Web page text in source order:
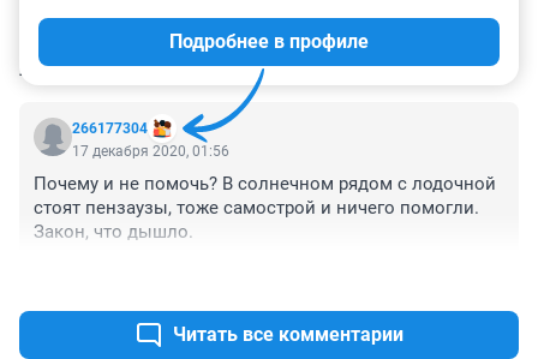
КОММЕНТАРИИ 1
266177304
Подробнее в профиле
17 декабря 2020, 01:56
Почему и не помочь? В солнечном рядом с лодочной
стоят пензаузы, тоже самострой и ничего помогли.
Закон, что дышло.
Читать все комментарии